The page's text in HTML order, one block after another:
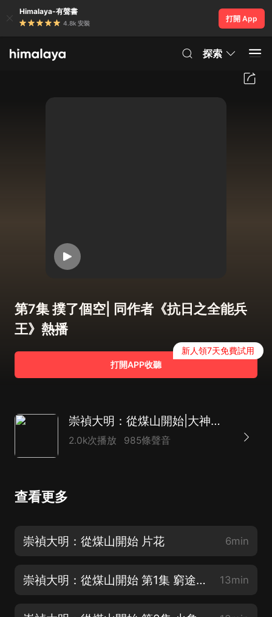
Himalaya-有聲書
4.8k 安裝
打開 App
探索
第7集 撲了個空| 同作者《抗日之全能兵
王》熱播
打開APP收聽
新人領7天免費試用
崇禎大明：從煤山開始|大神作品|軍事歷史|VIP
2.0k次播放 985條聲音
查看更多
崇禎大明：從煤山開始 片花 6min
崇禎大明：從煤山開始 第1集 窮途末路 13min